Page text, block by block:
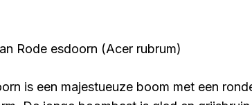
Rode esdoorn (Acer rubrum)
is een majestueuze boom met een